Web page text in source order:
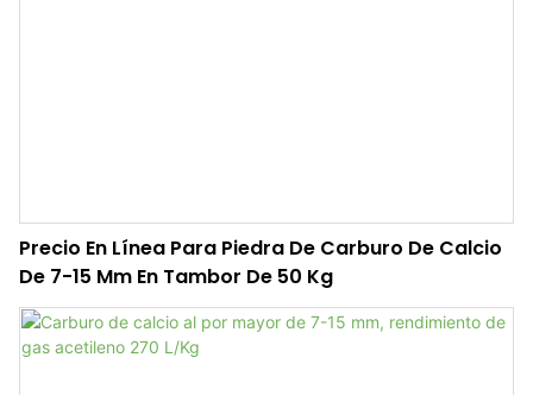
Precio En Línea Para Piedra De Carburo De Calcio
De 7-15 Mm En Tambor De 50 Kg